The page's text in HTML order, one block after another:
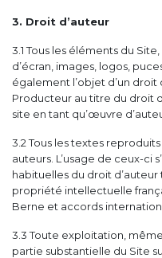
3. Droit d’auteur
3.1 Tous les éléments du
d’écran, images, logos,
également l’objet d’un
Producteur au titre du droit
site en tant qu’œuvre
3.2 Tous les textes
auteurs. L’usage de ceux-ci
habituelles du droit
propriété intellectuelle
Berne et accords
3.3 Toute exploitation,
partie substantielle du Site